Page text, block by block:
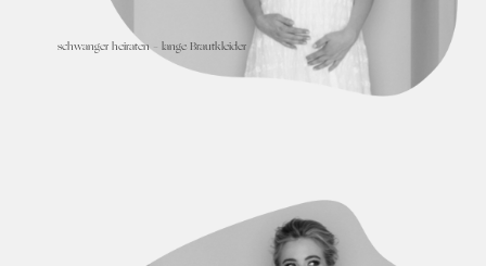
schwanger heiraten – lange Brautkleider